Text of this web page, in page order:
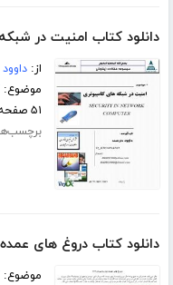
دانلود کتاب امنیت در
از:
موضوع:
۵۱ صفحه
دانلود کتاب دروغ های
موضوع: